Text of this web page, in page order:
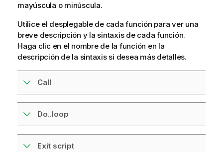
mayúscula o minúscula.
Utilice el desplegable de cada función para ver una
breve descripción y la sintaxis de cada función.
Haga clic en el nombre de la función en la
descripción de la sintaxis si desea más detalles.
Call
Do..loop
Exit script